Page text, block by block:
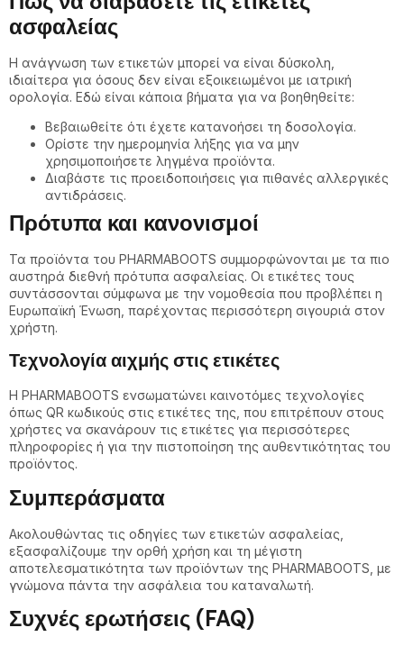
ασφαλείας
Η ανάγνωση των ετικετών μπορεί να είναι δύσκολη,
ιδιαίτερα για όσους δεν είναι εξοικειωμένοι με ιατρική
ορολογία. Εδώ είναι κάποια βήματα για να βοηθηθείτε:
Βεβαιωθείτε ότι έχετε κατανοήσει τη δοσολογία.
Ορίστε την ημερομηνία λήξης για να μην
χρησιμοποιήσετε ληγμένα προϊόντα.
Διαβάστε τις προειδοποιήσεις για πιθανές αλλεργικές
αντιδράσεις.
Πρότυπα και κανονισμοί
Τα προϊόντα του PHARMABOOTS συμμορφώνονται με τα πιο
αυστηρά διεθνή πρότυπα ασφαλείας. Οι ετικέτες τους
συντάσσονται σύμφωνα με την νομοθεσία που προβλέπει η
Ευρωπαϊκή Ένωση, παρέχοντας περισσότερη σιγουριά στον
χρήστη.
Τεχνολογία αιχμής στις ετικέτες
Η PHARMABOOTS ενσωματώνει καινοτόμες τεχνολογίες
όπως QR κωδικούς στις ετικέτες της, που επιτρέπουν στους
χρήστες να σκανάρουν τις ετικέτες για περισσότερες
πληροφορίες ή για την πιστοποίηση της αυθεντικότητας του
προϊόντος.
Συμπεράσματα
Ακολουθώντας τις οδηγίες των ετικετών ασφαλείας,
εξασφαλίζουμε την ορθή χρήση και τη μέγιστη
αποτελεσματικότητα των προϊόντων της PHARMABOOTS, με
γνώμονα πάντα την ασφάλεια του καταναλωτή.
Συχνές ερωτήσεις (FAQ)